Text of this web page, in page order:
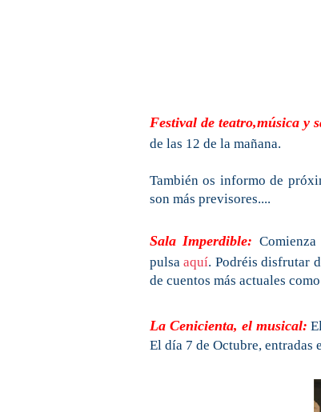
Festival de teatro,música y
de las 12 de la mañana.
También os informo de
son más previsores....
Sala Imperdible:
pulsa aquí. Podréis disfrutar
de cuentos más actuales
La Cenicienta, el musical:
El día 7 de Octubre, entradas